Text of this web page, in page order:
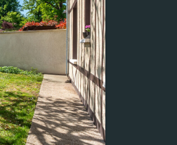
Pièce(s)
6
Chambre(s)